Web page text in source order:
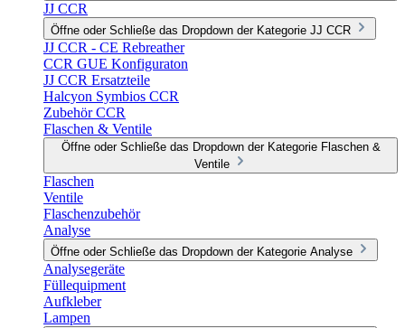
JJ CCR
Öffne oder Schließe das Dropdown der Kategorie JJ CCR
JJ CCR - CE Rebreather
CCR GUE Konfiguraton
JJ CCR Ersatzteile
Halcyon Symbios CCR
Zubehör CCR
Flaschen & Ventile
Öffne oder Schließe das Dropdown der Kategorie Flaschen &
Ventile
Flaschen
Ventile
Flaschenzubehör
Analyse
Öffne oder Schließe das Dropdown der Kategorie Analyse
Analysegeräte
Füllequipment
Aufkleber
Lampen